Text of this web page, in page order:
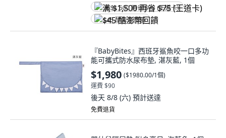
满 $1,500 再省 $75 (王道卡)
$45 酷澎幣回饋
『BabyBites』西班牙鯊魚咬一口多功
能可攜式防水尿布墊, 湛灰藍, 1個
$1,980 ($1980.00/1個)
運費 $90
後天 8/8 (六) 預計送達
免費退貨